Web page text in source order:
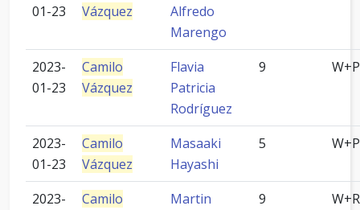
01-23
Vázquez
Alfredo
Marengo
2023-
01-23
Camilo
Vázquez
Flavia
Patricia
Rodríguez
9 W+P
2023-
01-23
Camilo
Vázquez
Masaaki
Hayashi
5 W+P
2023-
Camilo
Martin
9 W+R